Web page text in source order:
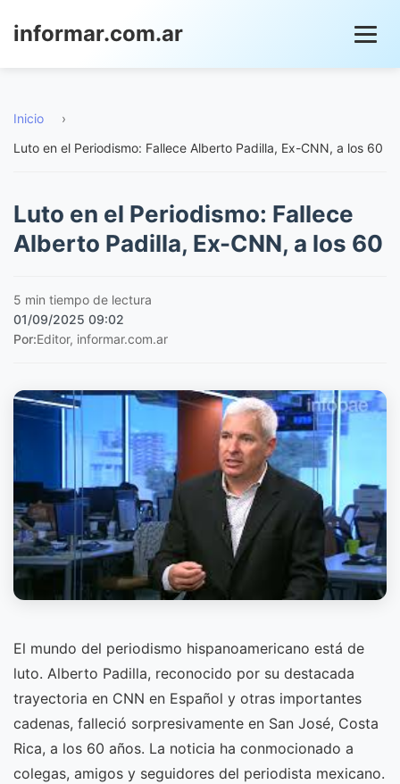
informar.com.ar
Inicio
›
Luto en el Periodismo: Fallece Alberto Padilla, Ex-CNN, a los 60
Luto en el Periodismo: Fallece
Alberto Padilla, Ex-CNN, a los 60
5 min tiempo de lectura
01/09/2025 09:02
Por:Editor, informar.com.ar
El mundo del periodismo hispanoamericano está de
luto. Alberto Padilla, reconocido por su destacada
trayectoria en CNN en Español y otras importantes
cadenas, falleció sorpresivamente en San José, Costa
Rica, a los 60 años. La noticia ha conmocionado a
colegas, amigos y seguidores del periodista mexicano.